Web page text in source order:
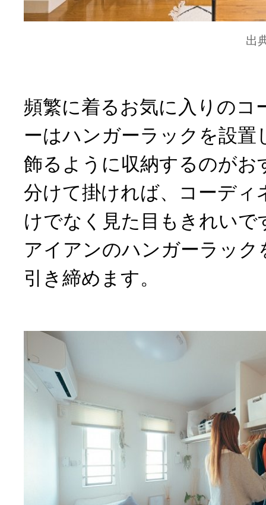
出
頻繁に着るお気に入りのコ
ーはハンガーラックを設置
飾るように収納するのがお
分けて掛ければ、コーディ
けでなく見た目もきれいで
アイアンのハンガーラック
引き締めます。